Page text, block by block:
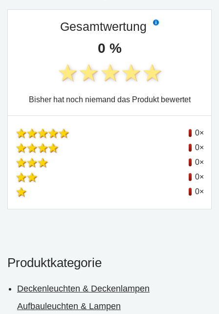
Gesamtwertung
0 %
Bisher hat noch niemand das Produkt bewertet
0×
0×
0×
0×
0×
Produktkategorie
Deckenleuchten & Deckenlampen
Aufbauleuchten & Lampen